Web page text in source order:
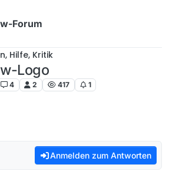
Forum
Hilfe, Kritik
Logo
4 2 417 1
Anmelden zum Antworten